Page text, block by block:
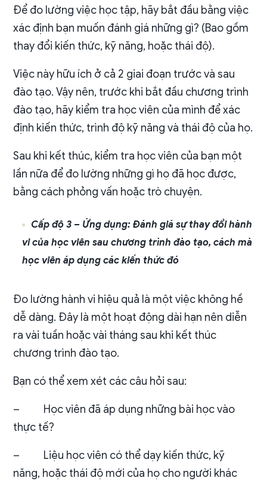
Để đo lường việc học tập, hãy bắt đầu bằng việc
xác định bạn muốn đánh giá những gì? (Bao gồm
thay đổi kiến thức, kỹ năng, hoặc thái độ).
Việc này hữu ích ở cả 2 giai đoạn trước và sau
đào tạo. Vậy nên, trước khi bắt đầu chương trình
đào tạo, hãy kiểm tra học viên của mình để xác
định kiến thức, trình độ kỹ năng và thái độ của họ.
Sau khi kết thúc, kiểm tra học viên của bạn một
lần nữa để đo lường những gì họ đã học được,
bằng cách phỏng vấn hoặc trò chuyện.
Cấp độ 3 – Ứng dụng: Đánh giá sự thay đổi hành
vi của học viên sau chương trình đào tạo, cách mà
học viên áp dụng các kiến thức đó
Đo lường hành vi hiệu quả là một việc không hề
dễ dàng. Đây là một hoạt động dài hạn nên diễn
ra vài tuần hoặc vài tháng sau khi kết thúc
chương trình đào tạo.
Bạn có thể xem xét các câu hỏi sau:
–
Học viên đã áp dụng những bài học vào
thực tế?
–
Liệu học viên có thể dạy kiến thức, kỹ
năng, hoặc thái độ mới của họ cho người khác